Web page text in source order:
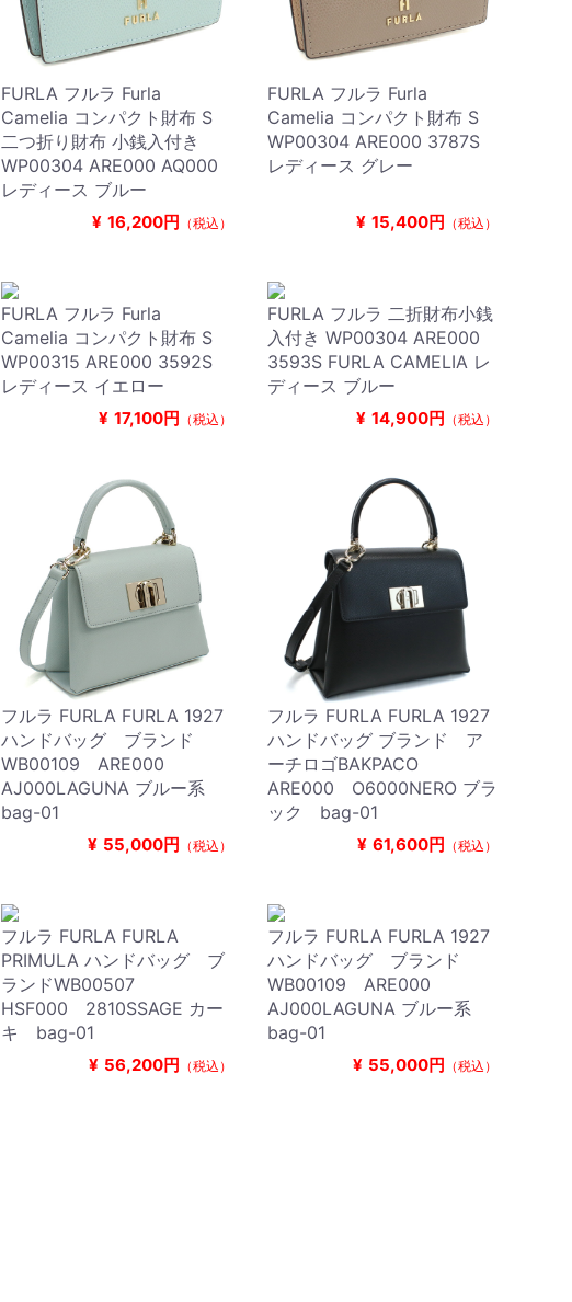
FURLA フルラ Furla
Camelia コンパクト財布 S
二つ折り財布 小銭入付き
WP00304 ARE000 AQ000
レディース ブルー
¥ 16,200円 （税込）
FURLA フルラ Furla
Camelia コンパクト財布 S
WP00304 ARE000 3787S
レディース グレー
¥ 15,400円 （税込）
FURLA フルラ Furla
Camelia コンパクト財布 S
WP00315 ARE000 3592S
レディース イエロー
¥ 17,100円 （税込）
FURLA フルラ 二折財布小銭
入付き WP00304 ARE000
3593S FURLA CAMELIA レ
ディース ブルー
¥ 14,900円 （税込）
フルラ FURLA FURLA 1927
ハンドバッグ ブランド
WB00109 ARE000
AJ000LAGUNA ブルー系
bag-01
¥ 55,000円 （税込）
フルラ FURLA FURLA 1927
ハンドバッグ ブランド ア
ーチロゴBAKPACO
ARE000 O6000NERO ブラ
ック bag-01
¥ 61,600円 （税込）
フルラ FURLA FURLA
PRIMULA ハンドバッグ ブ
ランドWB00507
HSF000 2810SSAGE カー
キ bag-01
¥ 56,200円 （税込）
フルラ FURLA FURLA 1927
ハンドバッグ ブランド
WB00109 ARE000
AJ000LAGUNA ブルー系
bag-01
¥ 55,000円 （税込）